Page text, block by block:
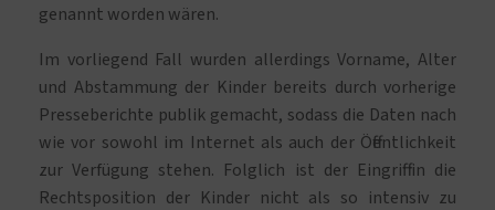
genannt worden wären.
Im vorliegend Fall wurden allerdings Vorname, Alter
und Abstammung der Kinder bereits durch vorherige
Presseberichte publik gemacht, sodass die Daten nach
wie vor sowohl im Internet als auch der Öffentlichkeit
zur Verfügung stehen. Folglich ist der Eingriff in die
Rechtsposition der Kinder nicht als so intensiv zu